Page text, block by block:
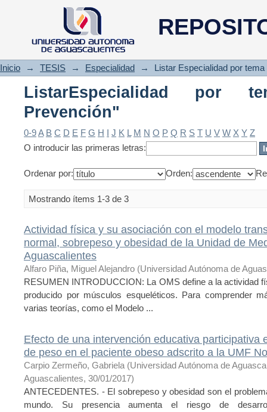
ListarEspecialidad por tema
Inicio → TESIS → Especialidad → Listar Especialidad por tema
ListarEspecialidad por
Prevención"
0-9A B C D E F G H I J K L M N O P Q R S T U V W X Y Z
O introducir las primeras letras:
Ordenar por: Orden:
Mostrando ítems 1-3 de 3
Actividad física y su asociación con el modelo
normal, sobrepeso y obesidad de la Unidad de
Aguascalientes
Alfaro Piña, Miguel Alejandro (Universidad Autónoma de
RESUMEN INTRODUCCION: La OMS define a la actividad
producido por músculos esqueléticos. Para comprender
varias teorías, como el Modelo ...
Efecto de una intervención educativa participativa
de peso en el paciente obeso adscrito a la UMF
Carpio Zermeño, Gabriela (Universidad Autónoma de
Aguascalientes, 30/01/2017)
ANTECEDENTES. - El sobrepeso y obesidad son el
mundo. Su presencia aumenta el riesgo de